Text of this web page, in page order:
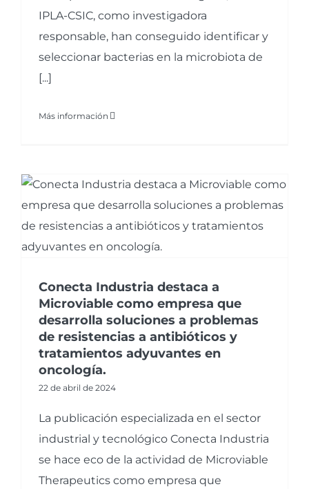
IPLA-CSIC, como investigadora
responsable, han conseguido identificar y
seleccionar bacterias en la microbiota de
[...]
Más información
Conecta Industria destaca a
Microviable como empresa que
desarrolla soluciones a problemas
de resistencias a antibióticos y
tratamientos adyuvantes en
oncología.
22 de abril de 2024
La publicación especializada en el sector
industrial y tecnológico Conecta Industria
se hace eco de la actividad de Microviable
Therapeutics como empresa que